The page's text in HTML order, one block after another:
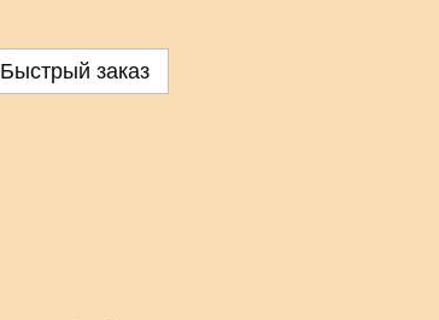
Быстрый заказ